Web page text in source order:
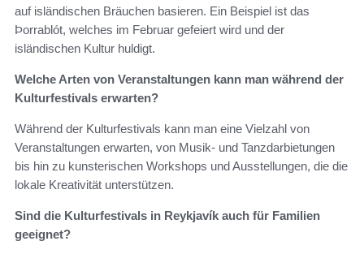
auf isländischen Bräuchen basieren. Ein Beispiel ist das
Þorrablót, welches im Februar gefeiert wird und der
isländischen Kultur huldigt.
Welche Arten von Veranstaltungen kann man während der
Kulturfestivals erwarten?
Während der Kulturfestivals kann man eine Vielzahl von
Veranstaltungen erwarten, von Musik- und Tanzdarbietungen
bis hin zu kunsterischen Workshops und Ausstellungen, die die
lokale Kreativität unterstützen.
Sind die Kulturfestivals in Reykjavík auch für Familien
geeignet?